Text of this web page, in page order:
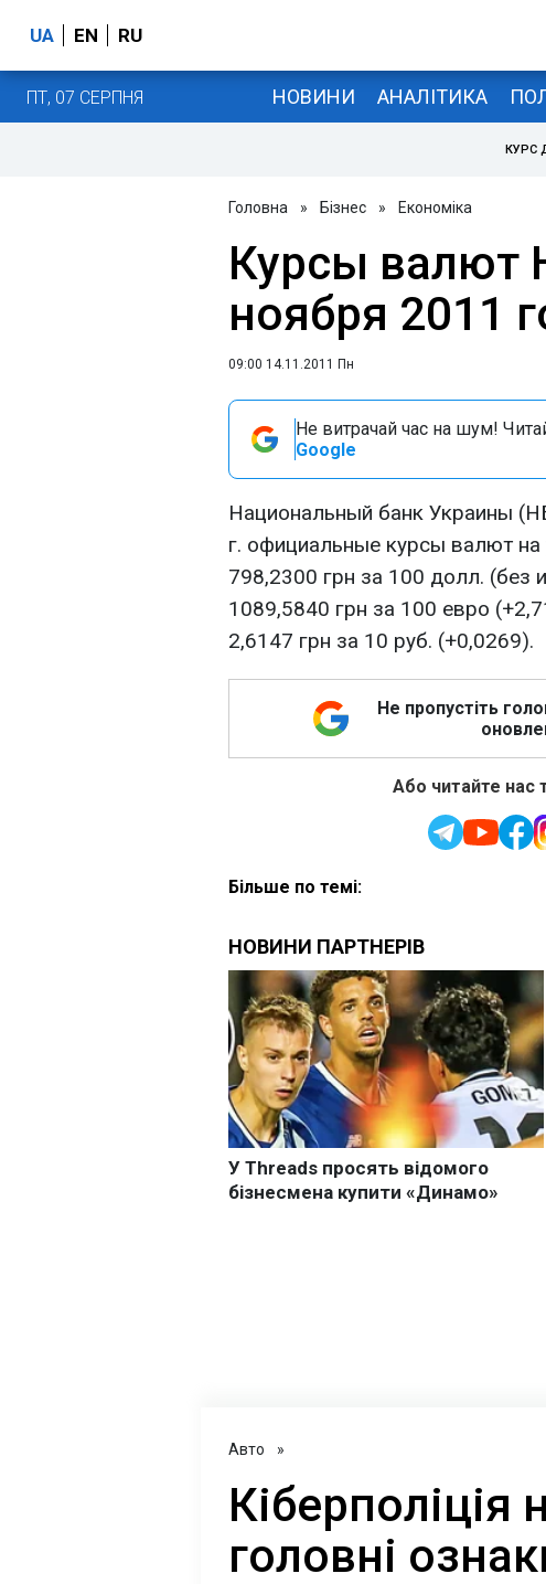
UA EN RU
ПТ, 07 СЕРПНЯ НОВИНИ АНАЛІТИКА
КУРС
Головна » Бізнес » Економіка
Курсы валют
ноября 2011
09:00 14.11.2011 Пн
Не витрачай час на шум!
Google
Национальный банк Украины
г. официальные курсы валют на
798,2300 грн за 100 долл. (без
1089,5840 грн за 100 евро
2,6147 грн за 10 руб. (+0,0269).
Не пропустіть
Або читайте нас
Більше по темі:
Авто »
Кіберполіція
головні